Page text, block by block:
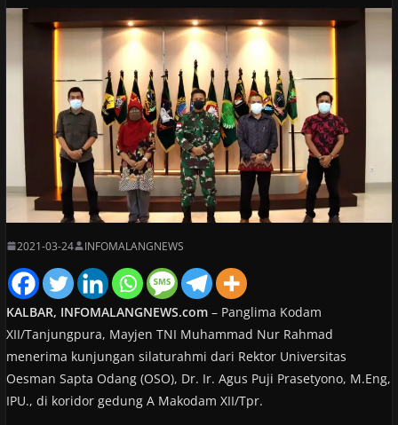
2021-03-24 INFOMALANGNEWS
KALBAR, INFOMALANGNEWS.com– Panglima Kodam
XII/Tanjungpura, Mayjen TNI Muhammad Nur Rahmad
menerima kunjungan silaturahmi dari Rektor Universitas
Oesman Sapta Odang (OSO), Dr. Ir. Agus Puji Prasetyono, M.Eng,
IPU., di koridor gedung A Makodam XII/Tpr.